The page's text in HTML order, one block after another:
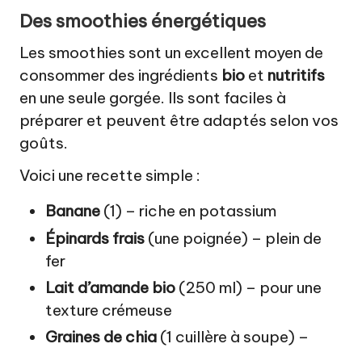
Des smoothies énergétiques
Les smoothies sont un excellent moyen de
consommer des ingrédients bio et nutritifs
en une seule gorgée. Ils sont faciles à
préparer et peuvent être adaptés selon vos
goûts.
Voici une recette simple :
Banane (1) – riche en potassium
Épinards frais (une poignée) – plein de
fer
Lait d’amande bio (250 ml) – pour une
texture crémeuse
Graines de chia (1 cuillère à soupe) –